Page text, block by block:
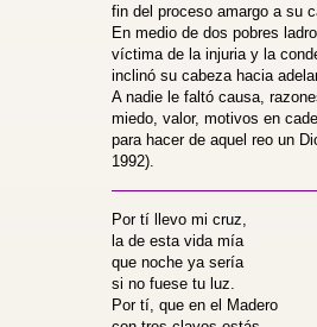
fin del proceso amargo a su
En medio de dos pobres
víctima de la injuria y la
inclinó su cabeza hacia
A nadie le faltó causa,
miedo, valor, motivos en
para hacer de aquel reo un
1992).
Por tí llevo mi cruz,
la de esta vida mía
que noche ya sería
si no fuese tu luz.
Por tí, que en el Madero